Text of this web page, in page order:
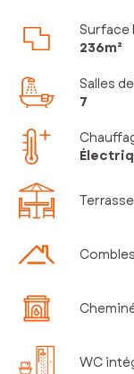
Surface
236m²
Salles
7
Terrasse
Combles
WC